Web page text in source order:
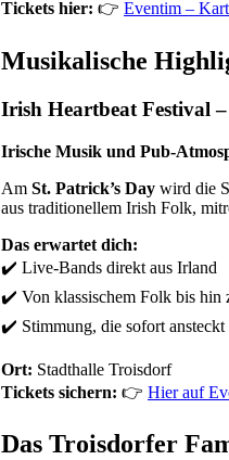
Tickets hier: 👉 Eventim –
Musikalische
Irish Heartbeat Festival
Irische Musik und Pub-
Am St. Patrick’s Day wird die
aus traditionellem Irish Folk,
Das erwartet dich:
✔️ Live-Bands direkt aus Irland
✔️ Von klassischem Folk bis hin
✔️ Stimmung, die sofort ansteckt
Ort: Stadthalle Troisdorf
Tickets sichern: 👉 Hier auf
Das Troisdorfer